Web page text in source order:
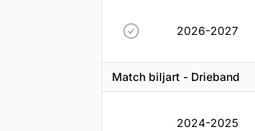
2026-2027
Match biljart - Drieband
2024-2025